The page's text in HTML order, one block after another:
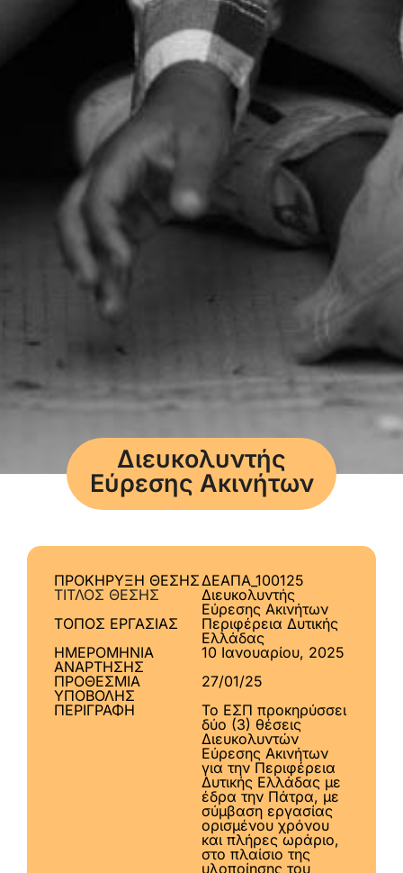
Διευκολυντής
Εύρεσης Ακινήτων
ΠΡΟΚΗΡΥΞΗ ΘΕΣΗΣΔΕΑΠΑ_100125
ΤΙΤΛΟΣ ΘΕΣΗΣ
Διευκολυντής
Εύρεσης Ακινήτων
ΤΟΠΟΣ ΕΡΓΑΣΙΑΣ
Περιφέρεια Δυτικής
Ελλάδας
ΗΜΕΡΟΜΗΝΙΑ
ΑΝΑΡΤΗΣΗΣ
10 Ιανουαρίου, 2025
ΠΡΟΘΕΣΜΙΑ
ΥΠΟΒΟΛΗΣ
27/01/25
ΠΕΡΙΓΡΑΦΗ
Το ΕΣΠ προκηρύσσει
δύο (3) θέσεις
Διευκολυντών
Εύρεσης Ακινήτων
για την Περιφέρεια
Δυτικής Ελλάδας με
έδρα την Πάτρα, με
σύμβαση εργασίας
ορισμένου χρόνου
και πλήρες ωράριο,
στο πλαίσιο της
υλοποίησης του